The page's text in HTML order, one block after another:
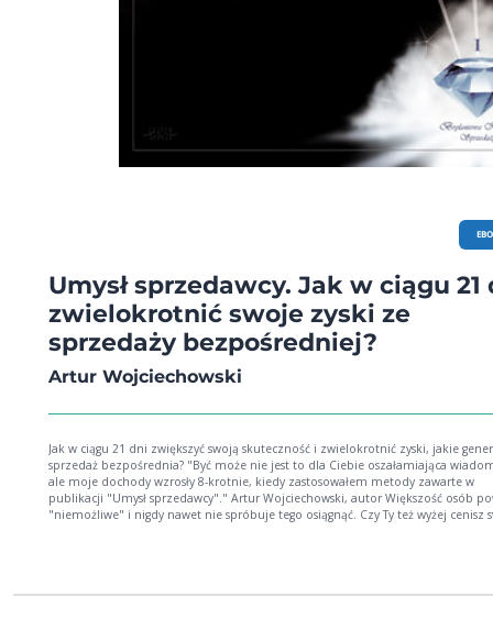
Umysł sprzedawcy. Jak w ciągu 21
zwielokrotnić swoje zyski ze
sprzedaży bezpośredniej?
Artur Wojciechowski
Jak w ciągu 21 dni zwiększyć swoją skuteczność i zwielokrotnić zyski, jakie
sprzedaż bezpośrednia? "Być może nie jest to dla Ciebie oszałamiająca wiadomość,
ale moje dochody wzrosły 8-krotnie, kiedy zastosowałem metody zawarte w
publikacji "Umysł sprzedawcy"." Artur Wojciechowski, autor Większość osób powie:
"niemożliwe" i nigdy nawet nie spróbuje tego osiągnąć. Czy Ty też wyżej cenisz
się, dlaczego ludzie zajmujący się sprzedażą ponoszą klęski; - Zrozumiesz, dlaczego